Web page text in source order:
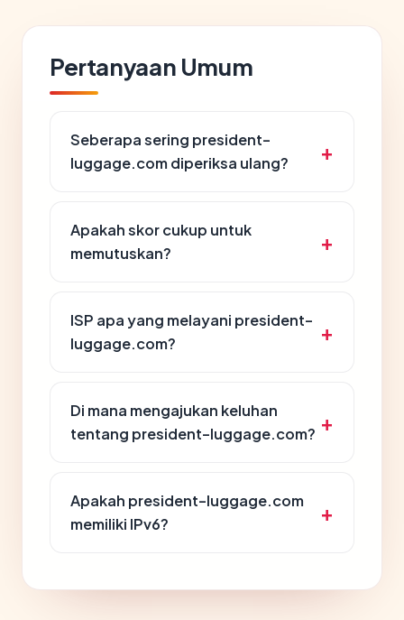
Pertanyaan Umum
Seberapa sering president-
luggage.com diperiksa ulang?
Apakah skor cukup untuk
memutuskan?
ISP apa yang melayani president-
luggage.com?
Di mana mengajukan keluhan
tentang president-luggage.com?
Apakah president-luggage.com
memiliki IPv6?